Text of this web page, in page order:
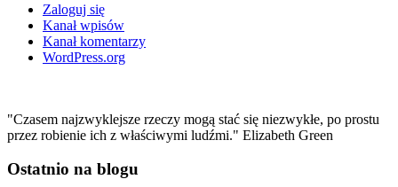
Zaloguj się
Kanał wpisów
Kanał komentarzy
WordPress.org
"Czasem najzwyklejsze rzeczy mogą stać się niezwykłe, po prostu
przez robienie ich z właściwymi ludźmi." Elizabeth Green
Ostatnio na blogu